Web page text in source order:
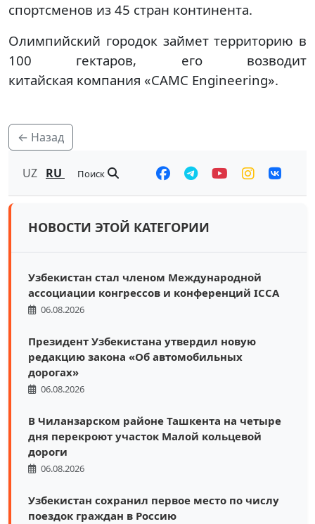
спортсменов из 45 стран континента.
Олимпийский городок займет территорию в
100 гектаров, его возводит
китайская компания «CAMC Engineering».
← Назад
UZ RU Поиск
НОВОСТИ ЭТОЙ КАТЕГОРИИ
Узбекистан стал членом Международной
ассоциации конгрессов и конференций ICCA
06.08.2026
Президент Узбекистана утвердил новую
редакцию закона «Об автомобильных
дорогах»
06.08.2026
В Чиланзарском районе Ташкента на четыре
дня перекроют участок Малой кольцевой
дороги
06.08.2026
Узбекистан сохранил первое место по числу
поездок граждан в Россию